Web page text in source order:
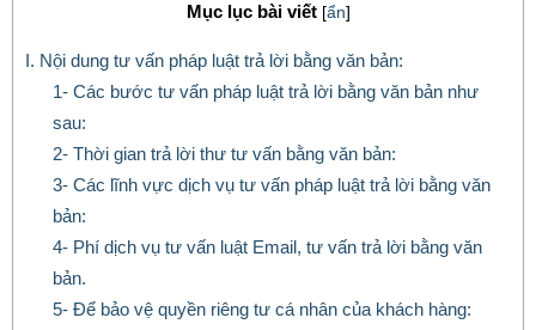
Mục lục bài viết [ẩn]
I. Nội dung tư vấn pháp luật trả lời bằng văn bản:
1- Các bước tư vấn pháp luật trả lời bằng văn bản như
sau:
2- Thời gian trả lời thư tư vấn bằng văn bản:
3- Các lĩnh vực dịch vụ tư vấn pháp luật trả lời bằng văn
bản:
4- Phí dịch vụ tư vấn luật Email, tư vấn trả lời bằng văn
bản.
5- Để bảo vệ quyền riêng tư cá nhân của khách hàng: